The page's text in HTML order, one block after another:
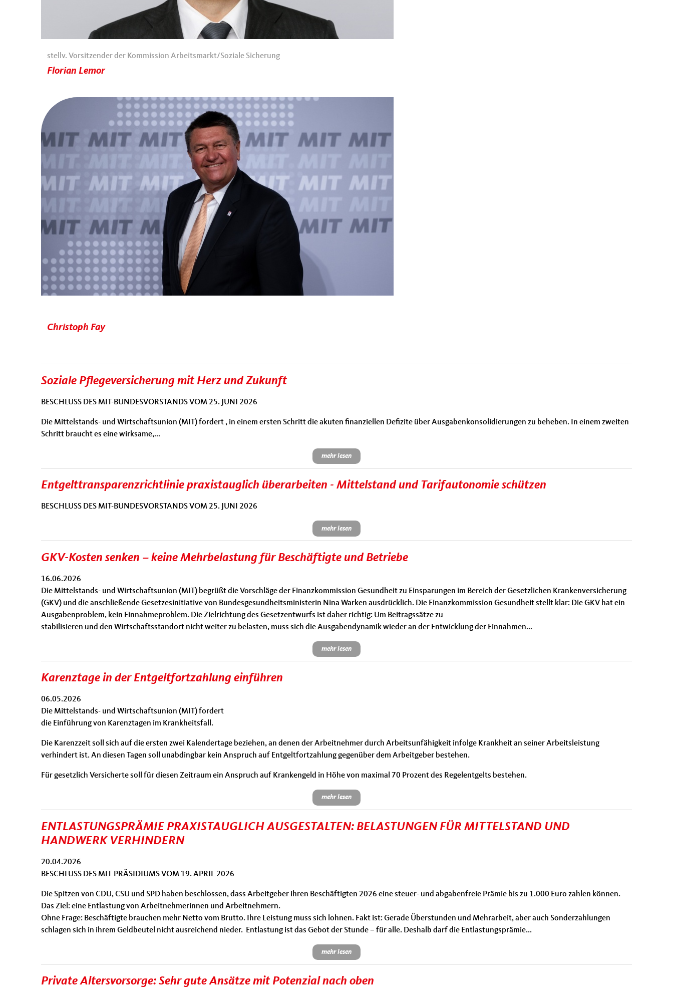
stellv. Vorsitzender der Kommission Arbeitsmarkt/Soziale Sicherung
Florian Lemor
Christoph Fay
Soziale Pflegeversicherung mit Herz und Zukunft
BESCHLUSS DES MIT-BUNDESVORSTANDS VOM 25. JUNI 2026
Die Mittelstands- und Wirtschaftsunion (MIT) fordert , in einem ersten Schritt die akuten finanziellen Defizite über Ausgabenkonsolidierungen zu beheben. In einem zweiten
Schritt braucht es einewirksame,...
mehr lesen
Entgelttransparenzrichtlinie praxistauglich überarbeiten - Mittelstand und Tarifautonomie schützen
BESCHLUSS DES MIT-BUNDESVORSTANDS VOM 25. JUNI 2026
mehr lesen
GKV-Kosten senken – keine Mehrbelastung für Beschäftigte und Betriebe
16.06.2026
Die Mittelstands- und Wirtschaftsunion (MIT) begrüßt die Vorschläge der Finanzkommission Gesundheit zu Einsparungen im Bereich der Gesetzlichen Krankenversicherung
(GKV) und die anschließende Gesetzesinitiative von Bundesgesundheitsministerin Nina Warken ausdrücklich. Die Finanzkommission Gesundheit stellt klar: Die GKV hat ein
Ausgabenproblem, kein Einnahmeproblem. Die Zielrichtung des Gesetzentwurfs ist daher richtig: Um Beitragssätze zu
stabilisieren und den Wirtschaftsstandort nicht weiter zu belasten, muss sich die Ausgabendynamik wieder an der Entwicklung der Einnahmen...
mehr lesen
Karenztage in der Entgeltfortzahlung einführen
06.05.2026
Die Mittelstands- und Wirtschaftsunion (MIT) fordert
die Einführung von Karenztagen im Krankheitsfall.
Die Karenzzeit soll sich auf die ersten zwei Kalendertage beziehen, an denen der Arbeitnehmer durch Arbeitsunfähigkeit infolge Krankheit an seiner Arbeitsleistung
verhindert ist. An diesen Tagen soll unabdingbar kein Anspruch auf Entgeltfortzahlung gegenüber dem Arbeitgeber bestehen.
Für gesetzlich Versicherte soll für diesen Zeitraum ein Anspruch auf Krankengeld in Höhe von maximal 70 Prozent des Regelentgelts bestehen.
mehr lesen
ENTLASTUNGSPRÄMIE PRAXISTAUGLICH AUSGESTALTEN: BELASTUNGEN FÜR MITTELSTAND UND
HANDWERK VERHINDERN
20.04.2026
BESCHLUSS DES MIT-PRÄSIDIUMS VOM 19. APRIL 2026
Die Spitzen von CDU, CSU und SPD haben beschlossen, dass Arbeitgeber ihren Beschäftigten 2026 eine steuer- und abgabenfreie Prämie bis zu 1.000 Euro zahlen können.
Das Ziel: eine Entlastung von Arbeitnehmerinnen und Arbeitnehmern.
Ohne Frage: Beschäftigte brauchen mehr Netto vom Brutto. Ihre Leistung muss sich lohnen. Fakt ist: Gerade Überstunden und Mehrarbeit, aber auch Sonderzahlungen
schlagen sich in ihrem Geldbeutel nicht ausreichend nieder. Entlastung ist das Gebot der Stunde – für alle. Deshalb darf die Entlastungsprämie...
mehr lesen
Private Altersvorsorge: Sehr gute Ansätze mit Potenzial nach oben